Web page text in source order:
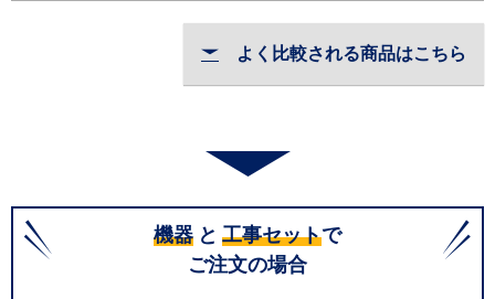
よく比較される商品はこちら
機器 と 工事セットで
ご注文の場合